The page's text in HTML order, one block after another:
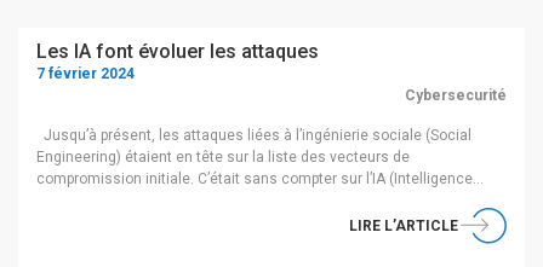
Les IA font évoluer les attaques
7 février 2024
Cybersecurité
Jusqu’à présent, les attaques liées à l’ingénierie sociale (Social
Engineering) étaient en tête sur la liste des vecteurs de
compromission initiale. C’était sans compter sur l’IA (Intelligence
accélération des attaques Depuis fin 2022, le nombre de phishing a
LIRE L’ARTICLE